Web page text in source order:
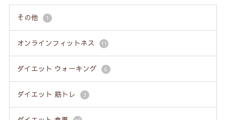
その他 1
オンラインフィットネス 11
ダイエット ウォーキング 6
ダイエット 筋トレ 3